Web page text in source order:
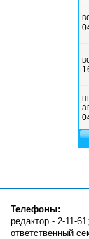
Телефоны:
редактор - 2-11-61;
ответственный